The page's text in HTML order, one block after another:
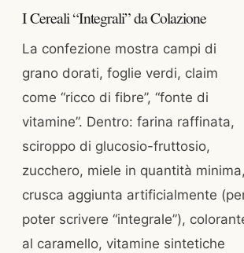
I Cereali “Integrali” da Colazione
La confezione mostra campi di
grano dorati, foglie verdi, claim
come “ricco di fibre”, “fonte di
vitamine”. Dentro: farina raffinata,
sciroppo di glucosio-fruttosio,
zucchero, miele in quantità minima,
crusca aggiunta artificialmente
poter scrivere “integrale”),
al caramello, vitamine sintetiche